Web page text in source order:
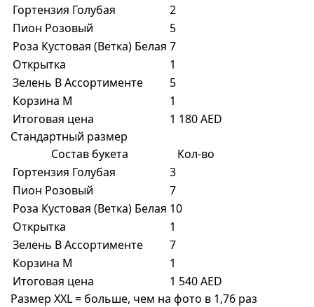
Гортензия Голубая
2
Пион Розовый
5
Роза Кустовая (Ветка) Белая 7
Открытка
1
Зелень В Ассортименте
5
Корзина M
1
Итоговая цена
1 180 AED
Стандартный размер
Состав букета
Кол-во
Гортензия Голубая
3
Пион Розовый
7
Роза Кустовая (Ветка) Белая 10
Открытка
1
Зелень В Ассортименте
7
Корзина M
1
Итоговая цена
1 540 AED
Размер XXL = больше, чем на фото в 1,76 раз